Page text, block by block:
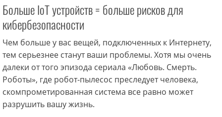
Больше IoT устройств = больше рисков для
кибербезопасности
Чем больше у вас вещей, подключенных к Интернету,
тем серьезнее станут ваши проблемы. Хотя мы очень
далеки от того эпизода сериала «Любовь. Смерть.
Роботы», где робот-пылесос преследует человека,
скомпрометированная система все равно может
разрушить вашу жизнь.